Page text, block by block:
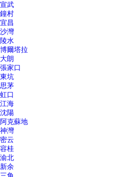
宣武
鐘村
宜昌
沙灣
陵水
博爾塔拉
大朗
張家口
東坑
思茅
虹口
江海
沈陽
阿克蘇地
神灣
密云
容桂
渝北
新余